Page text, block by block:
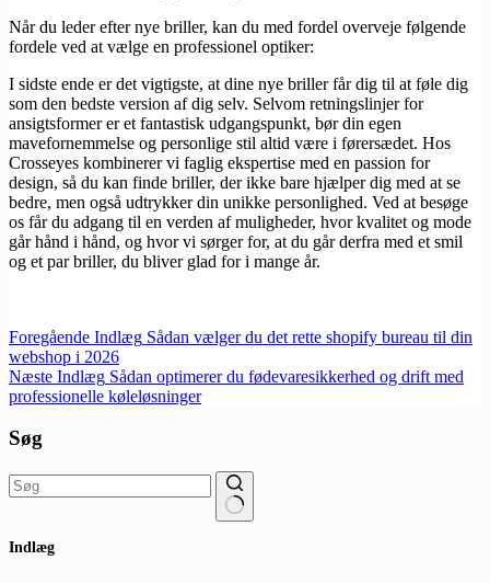
Når du leder efter nye briller, kan du med fordel overveje følgende
fordele ved at vælge en professionel optiker:
I sidste ende er det vigtigste, at dine nye briller får dig til at føle dig
som den bedste version af dig selv. Selvom retningslinjer for
ansigtsformer er et fantastisk udgangspunkt, bør din egen
mavefornemmelse og personlige stil altid være i førersædet. Hos
Crosseyes kombinerer vi faglig ekspertise med en passion for
design, så du kan finde briller, der ikke bare hjælper dig med at se
bedre, men også udtrykker din unikke personlighed. Ved at besøge
os får du adgang til en verden af muligheder, hvor kvalitet og mode
går hånd i hånd, og hvor vi sørger for, at du går derfra med et smil
og et par briller, du bliver glad for i mange år.
Foregående Indlæg Sådan vælger du det rette shopify bureau til din
webshop i 2026
Næste Indlæg Sådan optimerer du fødevaresikkerhed og drift med
professionelle køleløsninger
Søg
resultater
Indlæg